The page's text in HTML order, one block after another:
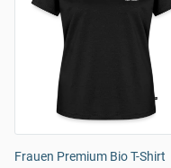
Frauen Premium Bio T-Shirt